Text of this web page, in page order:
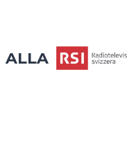
ALLA